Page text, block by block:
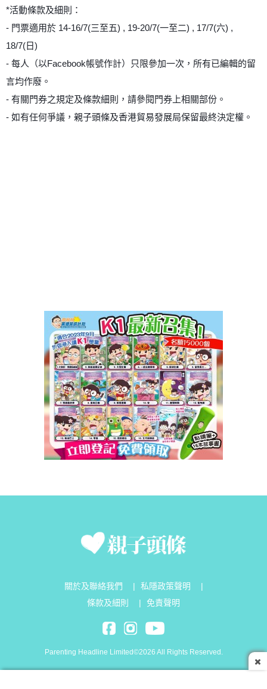
*活動條款及細則：
- 門票適用於 14-16/7(三至五) , 19-20/7(一至二) , 17/7(六) ,
18/7(日)
- 每人（以Facebook帳號作計）只限參加一次，所有已編輯的留
言均作廢。
- 有關門券之規定及條款細則，請參閱門券上相關部份。
- 如有任何爭議，親子頭條及香港貿易發展局保留最終決定權。
關於及聯絡我們 私隱政策聲明
條款及細則
免責聲明
Parenting Headline Limited©2026 All Rights Reserved.